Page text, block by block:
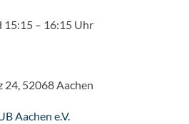
15:15 – 16:15 Uhr
24, 52068 Aachen
Aachen e.V.